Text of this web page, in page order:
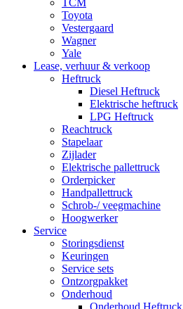
TCM
Toyota
Vestergaard
Wagner
Yale
Lease, verhuur & verkoop
Heftruck
Diesel Heftruck
Elektrische heftruck
LPG Heftruck
Reachtruck
Stapelaar
Zijlader
Elektrische pallettruck
Orderpicker
Handpallettruck
Schrob-/ veegmachine
Hoogwerker
Service
Storingsdienst
Keuringen
Service sets
Ontzorgpakket
Onderhoud
Onderhoud Heftruck